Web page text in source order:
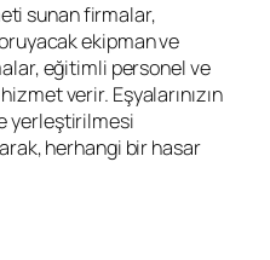
sunan firmalar,
ekipman ve
eğitimli personel ve
verir. Eşyalarınızın
yerleştirilmesi
herhangi bir hasar